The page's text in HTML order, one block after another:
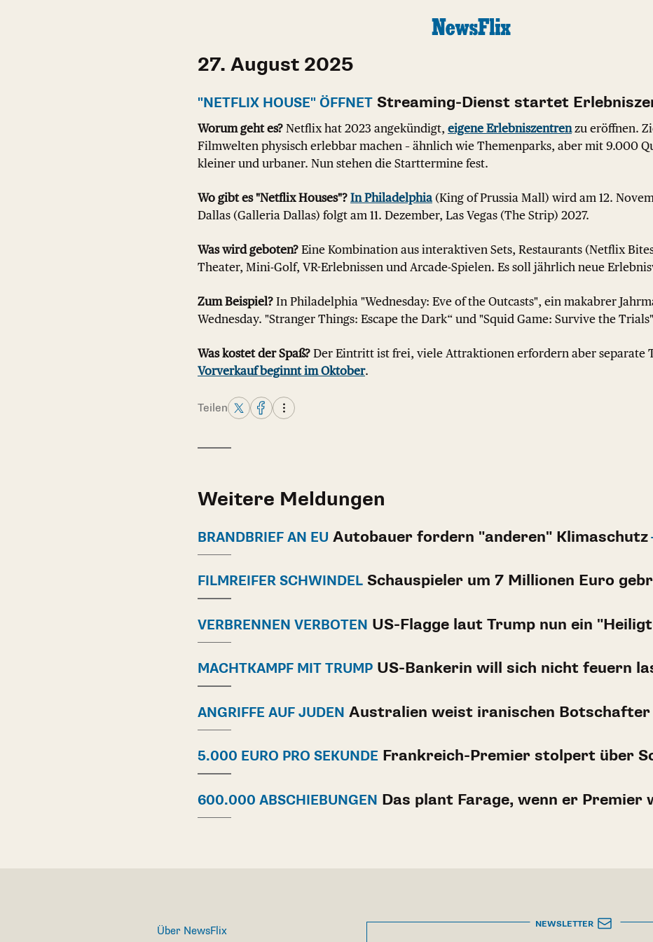
27. August 2025
"NETFLIX HOUSE" ÖFFNET Streaming-Dienst startet
Worum geht es? Netflix hat 2023 angekündigt, eigene Erlebniszentrenzu eröffnen.
Filmwelten physisch erlebbar machen – ähnlich wie Themenparks, aber mit 9.000
kleiner und urbaner. Nun stehen die Starttermine fest.
Wo gibt es "Netflix Houses"? In Philadelphia (King of Prussia Mall) wird am 12.
Dallas (Galleria Dallas) folgt am 11. Dezember, Las Vegas (The Strip) 2027.
Was wird geboten? Eine Kombination aus interaktiven Sets, Restaurants (Netflix
Theater, Mini-Golf, VR-Erlebnissen und Arcade-Spielen. Es soll jährlich neue
Zum Beispiel? In Philadelphia "Wednesday: Eve of the Outcasts", ein makabrer
Wednesday. "Stranger Things: Escape the Dark“ und "Squid Game: Survive the
Was kostet der Spaß? Der Eintritt ist frei, viele Attraktionen erfordern aber separate
Vorverkauf beginnt im Oktober.
Teilen
Weitere Meldungen
BRANDBRIEF AN EU Autobauer fordern "anderen" Klimaschutz
FILMREIFER SCHWINDEL Schauspieler um 7 Millionen Euro
VERBRENNEN VERBOTEN US-Flagge laut Trump nun ein
MACHTKAMPF MIT TRUMP US-Bankerin will sich nicht feuern
ANGRIFFE AUF JUDEN Australien weist iranischen Botschafter
5.000 EURO PRO SEKUNDE Frankreich-Premier stolpert über
600.000 ABSCHIEBUNGEN Das plant Farage, wenn er Premier
Über NewsFlix
NEWSLETTER